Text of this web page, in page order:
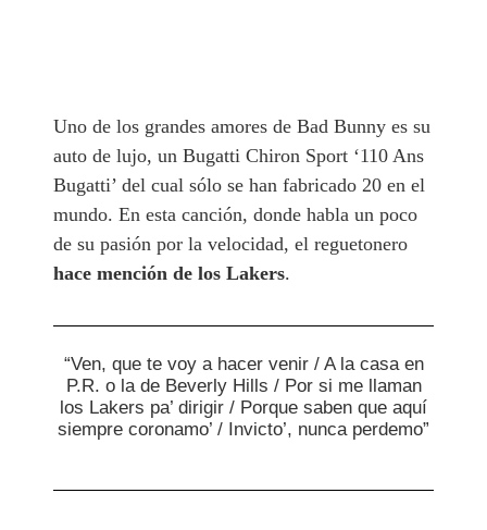
Uno de los grandes amores de Bad Bunny es su
auto de lujo, un Bugatti Chiron Sport ‘110 Ans
Bugatti’ del cual sólo se han fabricado 20 en el
mundo. En esta canción, donde habla un poco
de su pasión por la velocidad, el reguetonero
hace mención de los Lakers.
“Ven, que te voy a hacer venir / A la casa en
P.R. o la de Beverly Hills / Por si me llaman
los Lakers pa’ dirigir / Porque saben que aquí
siempre coronamo’ / Invicto’, nunca perdemo”